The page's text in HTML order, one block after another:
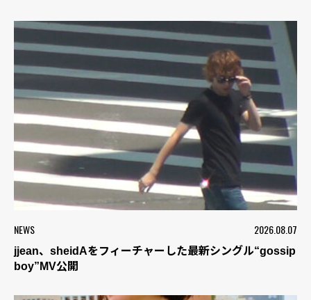
NEWS 2026.08.07
jjean、sheidAをフィーチャーした最新シングル“gossip
boy”MV公開